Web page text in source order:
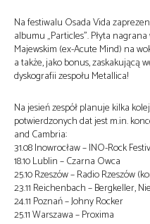
Na festiwalu Osada Vida
albumu „Particles”. Płyta
Majewskim (ex-Acute Mind) na
a także, jako bonus, zaskakującą
dyskografii zespołu Metallica!
Na jesień zespół planuje kilka
potwierdzonych dat jest m.in.
and Cambria:
31.08 Inowrocław – INO-Rock
18.10 Lublin – Czarna Owca
25.10 Rzeszów – Radio Rzeszów
23.11 Reichenbach – Bergkeller,
24.11 Poznań – Johny Rocker
25.11 Warszawa – Proxima